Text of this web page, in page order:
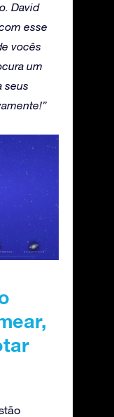
David
esse
vocês
um
seus